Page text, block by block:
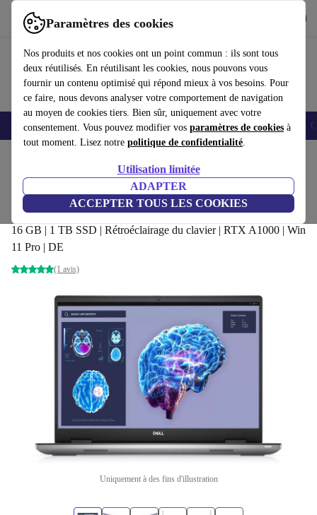
Paramètres des cookies
Nos produits et nos cookies ont un point commun : ils sont tous
deux réutilisés. En réutilisant les cookies, nous pouvons vous
fournir un contenu optimisé qui répond mieux à vos besoins. Pour
ce faire, nous devons analyser votre comportement de navigation
au moyen de cookies tiers. Bien sûr, uniquement avec votre
consentement. Vous pouvez modifier vos paramètres de cookies à
tout moment. Lisez notre politique de confidentialité.
Utilisation limitée
ADAPTER
ACCEPTER TOUS LES COOKIES
Utilisez refurbed rapidement et facilement
Smartphones Laptops Tablettes Montres connectées Accessoires
Dell Precision 7680 | i7-13850HX | 16-
pouces
16 GB | 1 TB SSD | Rétroéclairage du clavier | RTX A1000 | Win
11 Pro | DE
(1 avis)
Uniquement à des fins d'illustration